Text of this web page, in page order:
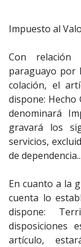
Impuesto al
Con
paraguayo por
colación, el
dispone: Hecho
denominará
gravará los
servicios,
de dependencia...
En cuanto a la
cuenta lo
dispone:
disposiciones
artículo,